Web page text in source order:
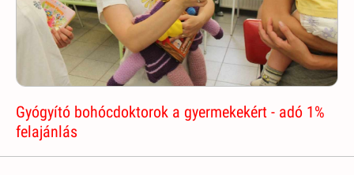
Gyógyító bohócdoktorok a gyermekekért - adó 1%
felajánlás